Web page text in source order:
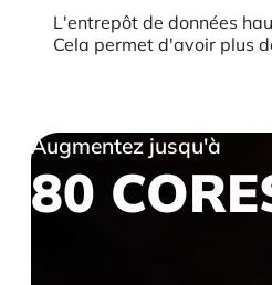
L'entrepôt de données
Cela permet d'avoir plus
Augmentez jusqu'à
80